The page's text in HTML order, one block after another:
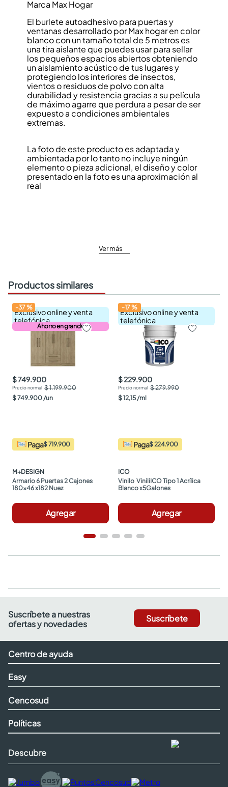
Marca Max Hogar
El burlete autoadhesivo para puertas y
ventanas desarrollado por Max hogar en color
blanco con un tamaño total de 5 metros es
una tira aislante que puedes usar para sellar
los pequeños espacios abiertos obteniendo
un aislamiento acústico de tus lugares y
protegiendo los interiores de insectos,
vientos o residuos de polvo con alta
durabilidad y resistencia gracias a su película
de máximo agarre que perdura a pesar de ser
expuesto a condiciones ambientales
extremas.
La foto de este producto es adaptada y
ambientada por lo tanto no incluye ningún
elemento o pieza adicional, el diseño y color
presentado en la foto es una aproximación al
real
Ver más
Productos similares
Exclusivo online y venta
telefónica
Ahorro en grande
-37%
$ 749.900
$ 1.199.900
$749.900 /un
Paga$ 719.900
M+DESIGN
Armario 6 Puertas 2 Cajones
180x46 x182 Nuez
Agregar
Exclusivo online y venta
telefónica
-17%
$ 229.900
$ 279.990
$12,15 /ml
Paga$ 224.900
ICO
Vinilo  ViniliICO Tipo 1 Acrílica
Blanco x5Galones
Agregar
Suscríbete a nuestras
ofertas y novedades
Suscríbete
Centro de ayuda
Easy
Cencosud
Políticas
Descubre